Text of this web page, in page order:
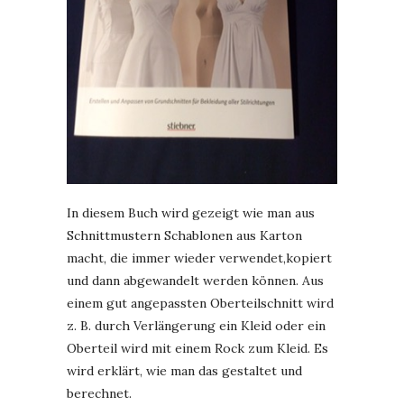
In diesem Buch wird gezeigt wie man aus
Schnittmustern Schablonen aus Karton
macht, die immer wieder verwendet,kopiert
und dann abgewandelt werden können. Aus
einem gut angepassten Oberteilschnitt wird
z. B. durch Verlängerung ein Kleid oder ein
Oberteil wird mit einem Rock zum Kleid. Es
wird erklärt, wie man das gestaltet und
berechnet.